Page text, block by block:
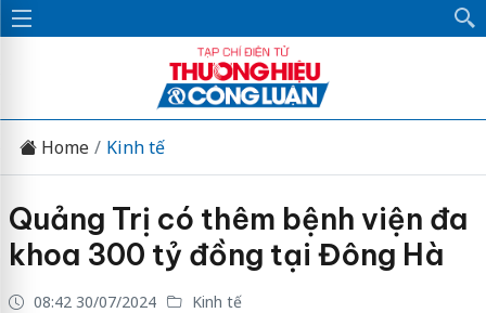
Home Kinh tế
Quảng Trị có thêm bệnh viện đa
khoa 300 tỷ đồng tại Đông Hà
08:42 30/07/2024 Kinh tế